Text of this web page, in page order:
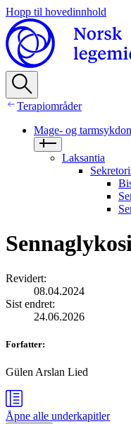
Hopp til hovedinnhold
Terapiområder
Mage- og
Laksantia
Revidert:
08.04.2024
Sist endret:
24.06.2026
Forfatter:
Gülen Arslan Lied
Åpne alle underkapitler